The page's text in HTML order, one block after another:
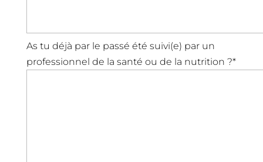
As tu déjà par le passé été suivi(e) par un
professionnel de la santé ou de la nutrition ?*